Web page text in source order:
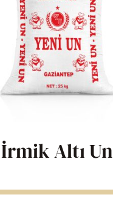
İrmik Altı Un